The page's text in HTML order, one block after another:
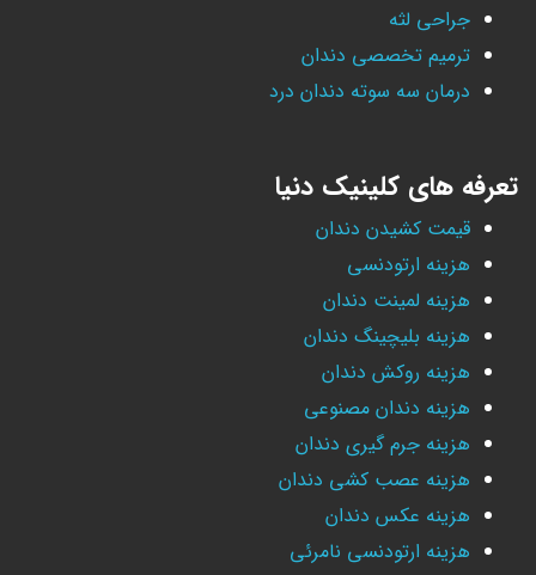
جراحی لثه
ترمیم تخصصی دندان
درمان سه سوته دندان درد
تعرفه های کلینیک دنیا
قیمت کشیدن دندان
هزینه ارتودنسی
هزینه لمینت دندان
هزینه بلیچینگ دندان
هزینه روکش دندان
هزینه دندان مصنوعی
هزینه جرم گیری دندان
هزینه عصب کشی دندان
هزینه عکس دندان
هزینه ارتودنسی نامرئی